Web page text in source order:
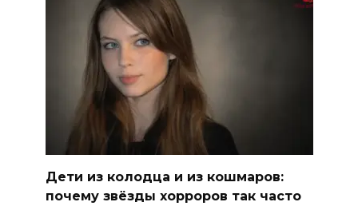
Дети из колодца и из кошмаров:
почему звёзды хорроров так часто